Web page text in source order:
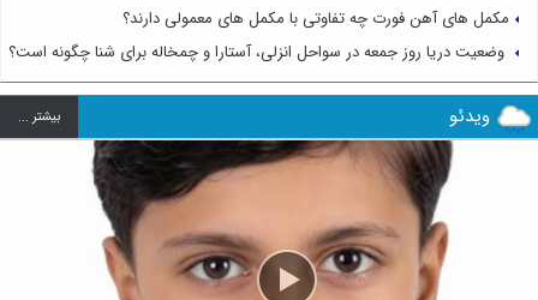
مکمل های آهن فورت چه تفاوتی با مکمل های معمولی دارند؟
وضعیت دریا روز جمعه در سواحل انزلی، آستارا و چمخاله برای شنا چگونه است؟
ویدئو بيشتر ...